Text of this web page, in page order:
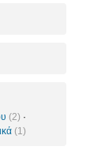
(2) ·
(1)